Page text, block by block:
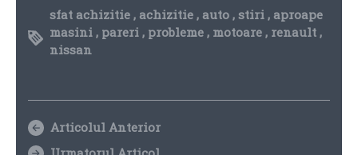
sfat achizitie, achizitie, auto, stiri, aproape
masini, pareri, probleme, motoare, renault,
nissan
Articolul Anterior